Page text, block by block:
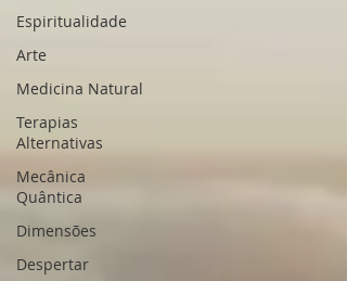
Espiritualidade
Arte
Medicina Natural
Terapias
Alternativas
Mecânica
Quântica
Dimensões
Despertar